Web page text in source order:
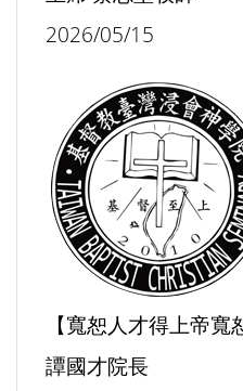
2026/05/15
【寬恕人才得上帝
譚國才院長